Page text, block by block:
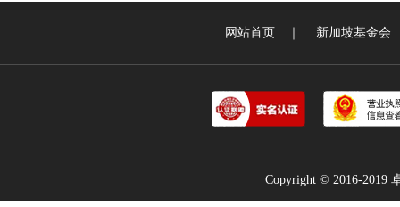
网站首页｜ 新加坡基金会
Copyright © 2016-2019